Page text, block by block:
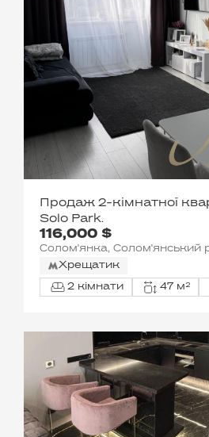
116,000 $
Продаж 2-кімнатної
Solo Park.
Солом'янка, Солом'янський
Хрещатик
2 кімнати 47 м²